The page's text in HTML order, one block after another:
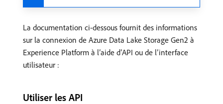
La documentation ci-dessous fournit des informations
sur la connexion de Azure Data Lake Storage Gen2 à
Experience Platform à l’aide d’API ou de l’interface
utilisateur :
Utiliser les API